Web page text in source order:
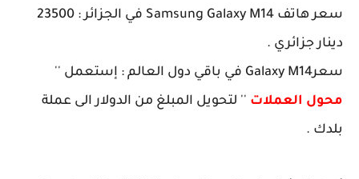
سعر هاتف Samsung Galaxy M14 في الجزائر : 23500
دينار جزائري .
سعرGalaxy M14 في باقي دول العالم : إستعمل ''
محول العملات '' لتحويل المبلغ من الدولار الى عملة
بلدك .